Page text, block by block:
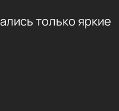
лишних забот.
подходящих позиций.
наш сайт или звонок.
и
только яркие